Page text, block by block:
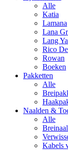
Alle
Katia
Lamana
Lana
Lang
Rico
Rowan
Boeken
Pakketten
Alle
Naalden &
Alle
Kabels